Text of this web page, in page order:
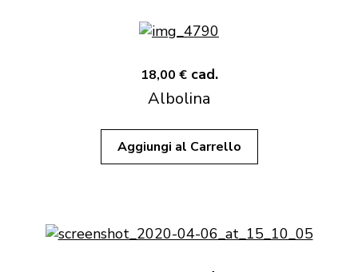
18,00 € cad.
Albolina
Aggiungi al Carrello